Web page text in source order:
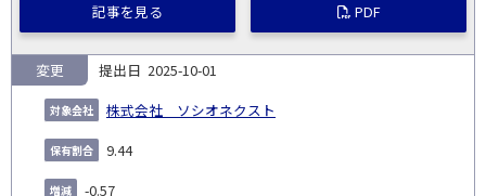
記事を見る PDF
2025-10-01
株式会社 ソシオネクスト
変更
9.44
-0.57